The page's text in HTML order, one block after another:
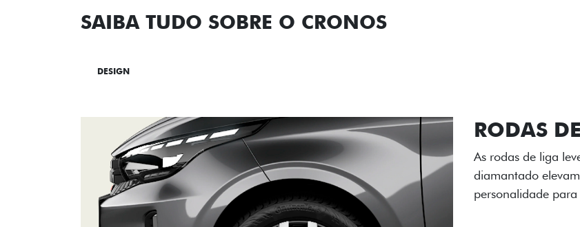
SAIBA TUDO SOBRE O CRONOS
DESIGN
RODAS
As rodas de liga
diamantado
personalidade